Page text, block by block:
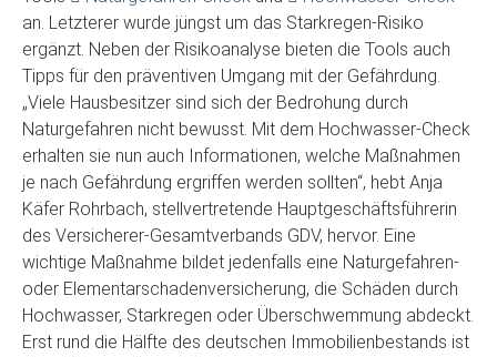
an. Letzterer wurde jüngst um das Starkregen-Risiko
ergänzt. Neben der Risikoanalyse bieten die Tools auch
Tipps für den präventiven Umgang mit der Gefährdung.
„Viele Hausbesitzer sind sich der Bedrohung durch
Naturgefahren nicht bewusst. Mit dem Hochwasser-Check
erhalten sie nun auch Informationen, welche Maßnahmen
je nach Gefährdung ergriffen werden sollten“, hebt Anja
Käfer Rohrbach, stellvertretende Hauptgeschäftsführerin
des Versicherer-Gesamtverbands GDV, hervor. Eine
wichtige Maßnahme bildet jedenfalls eine Naturgefahren-
oder Elementarschadenversicherung, die Schäden durch
Hochwasser, Starkregen oder Überschwemmung abdeckt.
Erst rund die Hälfte des deutschen Immobilienbestands ist